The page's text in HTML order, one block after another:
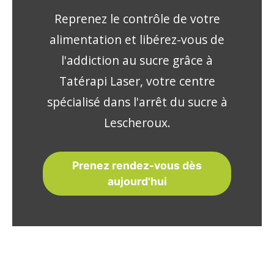
Reprenez le contrôle de votre
alimentation et libérez-vous de
l'addiction au sucre grâce à
Tatérapi Laser, votre centre
spécialisé dans l'arrêt du sucre à
Lescheroux.
Prenez rendez-vous dès
aujourd'hui